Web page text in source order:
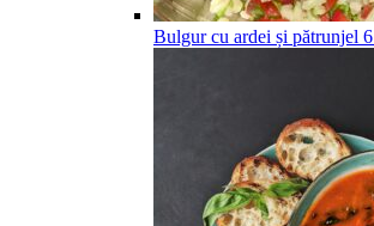
Bulgur cu ardei și pătrunjel 6